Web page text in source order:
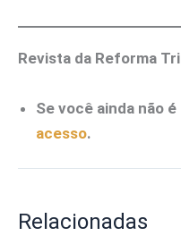
Revista da Reforma
Se você ainda não
acesso.
Relacionadas